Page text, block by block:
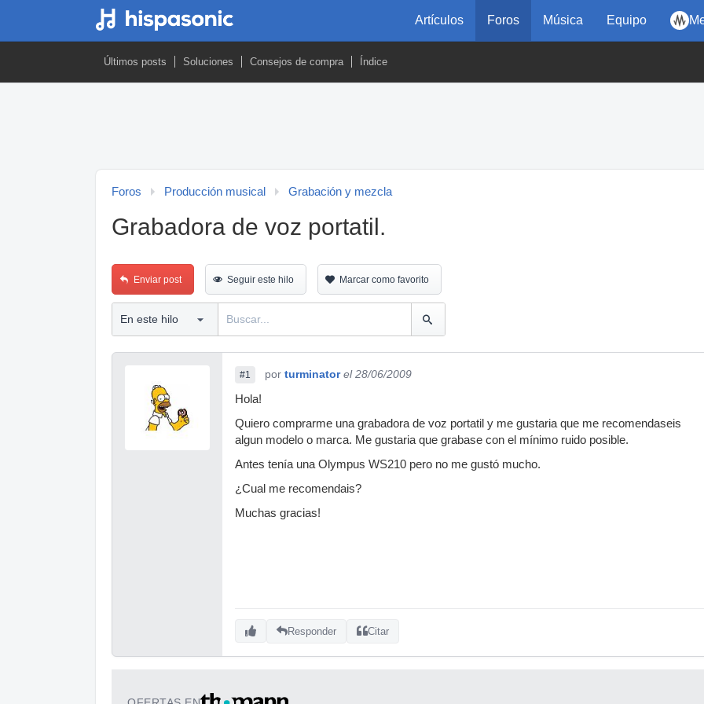
Artículos Foros Música Equipo
Últimos posts Soluciones Consejos de compra Índice
Foros Producción musical Grabación y mezcla
Grabadora de voz portatil.
Enviar post Seguir este hilo Marcar como favorito
#1 por turminator el 28/06/2009
Hola!
Quiero comprarme una grabadora de voz portatil y me gustaria que me recomendaseis
algun modelo o marca. Me gustaria que grabase con el mínimo ruido posible.
Antes tenía una Olympus WS210 pero no me gustó mucho.
¿Cual me recomendais?
Muchas gracias!
Responder Citar